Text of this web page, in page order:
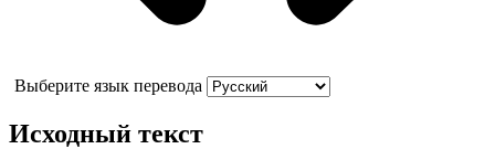
Выберите язык перевода
Исходный текст